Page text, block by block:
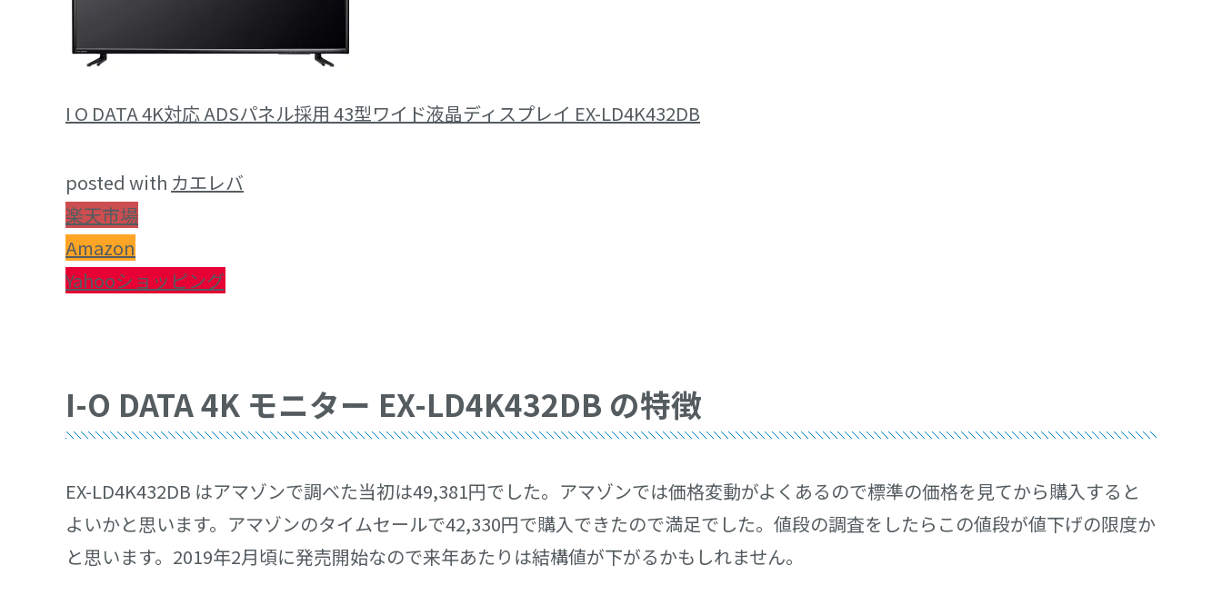
I O DATA 4K対応 ADSパネル採用 43型ワイド液晶ディスプレイ EX-LD4K432DB
posted with カエレバ
楽天市場
Amazon
Yahooショッピング
I-O DATA 4K モニター EX-LD4K432DB の特徴
EX-LD4K432DB はアマゾンで調べた当初は49,381円でした。アマゾンでは価格変動がよくあるので標準の価格を見てから購入すると
よいかと思います。アマゾンのタイムセールで42,330円で購入できたので満足でした。値段の調査をしたらこの値段が値下げの限度か
と思います。2019年2月頃に発売開始なので来年あたりは結構値が下がるかもしれません。